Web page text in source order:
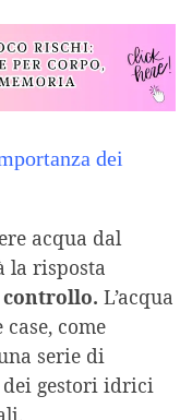
dei
acqua dal
la risposta
controllo. L’acqua
come
serie di
gestori idrici